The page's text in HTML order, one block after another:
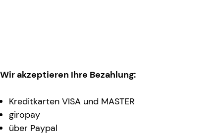
Wir akzeptieren Ihre Bezahlung:
Kreditkarten VISA und MASTER
giropay
über Paypal